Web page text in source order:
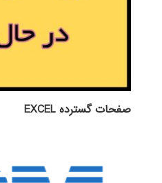
صفحات گسترده EXCEL